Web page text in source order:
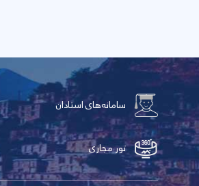
سامانه‌های استادان
تور مجازی